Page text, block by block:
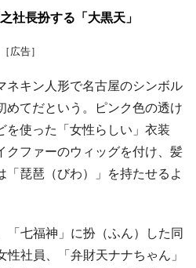
社長扮する「大黒天」
［広告］
キン人形で名古屋のシンボル
めてだという。ピンク色の透け
を使った「女性らしい」衣装
クファーのウィッグを付け、髪
「琵琶（びわ）」を持たせるよ
七福神」に扮（ふん）した同
社員、「弁財天ナナちゃん」